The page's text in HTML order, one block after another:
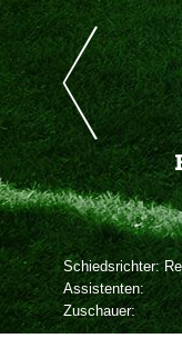
Schiedsrichter:
Assistenten:
Zuschauer: